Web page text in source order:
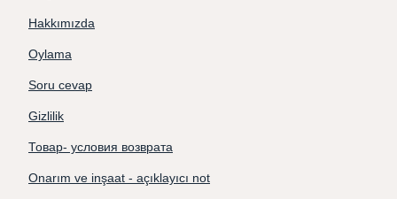
Hakkımızda
Oylama
Soru cevap
Gizlilik
Товар- условия возврата
Onarım ve inşaat - açıklayıcı not